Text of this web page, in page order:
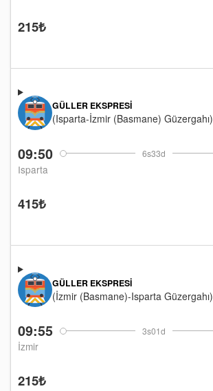
215₺
09:50 6s33d
Isparta
GÜLLER EKSPRESI
(Isparta-İzmir (Basmane) Güzergahı)
415₺
09:55 3s01d
İzmir
GÜLLER EKSPRESI
(İzmir (Basmane)-Isparta Güzergahı)
215₺